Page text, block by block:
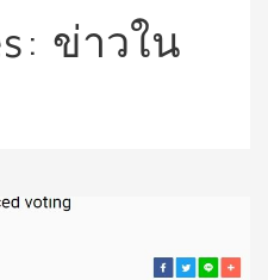
ข่าวใน